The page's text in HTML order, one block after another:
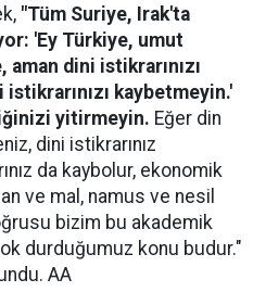
"Tüm Suriye, Irak'ta
'Ey Türkiye, umut
aman dini istikrarınızı
kaybetmeyin.'
yitirmeyin. Eğer din
dini istikrarınız
da kaybolur, ekonomik
ve mal, namus ve nesil
bizim bu akademik
durduğumuz konu budur."
AA